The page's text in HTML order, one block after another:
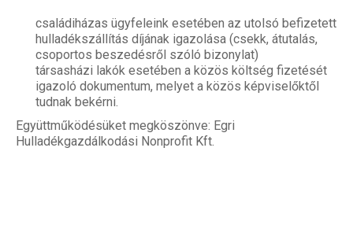
családiházas ügyfeleink esetében az utolsó befizetett
hulladékszállítás díjának igazolása (csekk, átutalás,
csoportos beszedésről szóló bizonylat)
társasházi lakók esetében a közös költség fizetését
igazoló dokumentum, melyet a közös képviselőktől
tudnak bekérni.
Együttműködésüket megköszönve: Egri
Hulladékgazdálkodási Nonprofit Kft.